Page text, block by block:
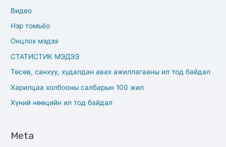
Видео
Нэр томъёо
Онцлох мэдээ
СТАТИСТИК МЭДЭЭ
Төсөв, санхүү, худалдан авах ажиллагааны ил тод байдал
Харилцаа холбооны салбарын 100 жил
Хүний нөөцийн ил тод байдал
Meta